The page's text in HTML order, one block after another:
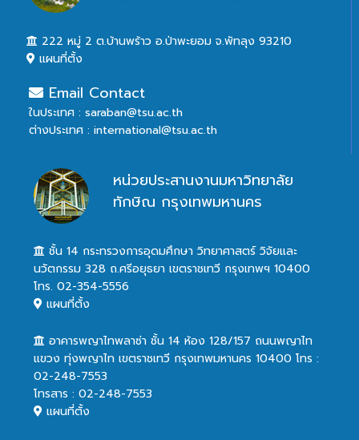
222 หมู่ 2 ต.บ้านพร้าว อ.ป่าพะยอม จ.พัทลุง 93210
แผนที่ตั้ง
Email Contact
ในประเทศ : saraban@tsu.ac.th
ต่างประเทศ : international@tsu.ac.th
หน่วยประสานงานมหาวิทยาลัย
ทักษิณ กรุงเทพมหานคร
ชั้น 14 กระทรวงการอุดมศึกษา วิทยาศาสตร์ วิจัยและ
นวัตกรรม 328 ถ.ศรีอยุธยา เขตราชเทวี กรุงเทพฯ 10400
โทร. 02-354-5556
แผนที่ตั้ง
อาคารพญาไทพลาซ่า ชั้น 14 ห้อง 128/157 ถนนพญาไท
แขวง ทุ่งพญาไท เขตราชเทวี กรุงเทพมหานคร 10400 โทร :
02-248-7553
โทรสาร : 02-248-7553
แผนที่ตั้ง